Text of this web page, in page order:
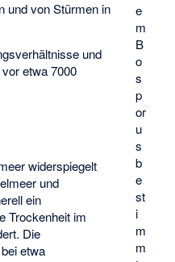
e
m
B
o
s
p
or
u
s
b
e
st
i
m
m
und von Stürmen in
und
etwa 7000
widerspiegelt
und
ein
Trockenheit im
Die
etwa